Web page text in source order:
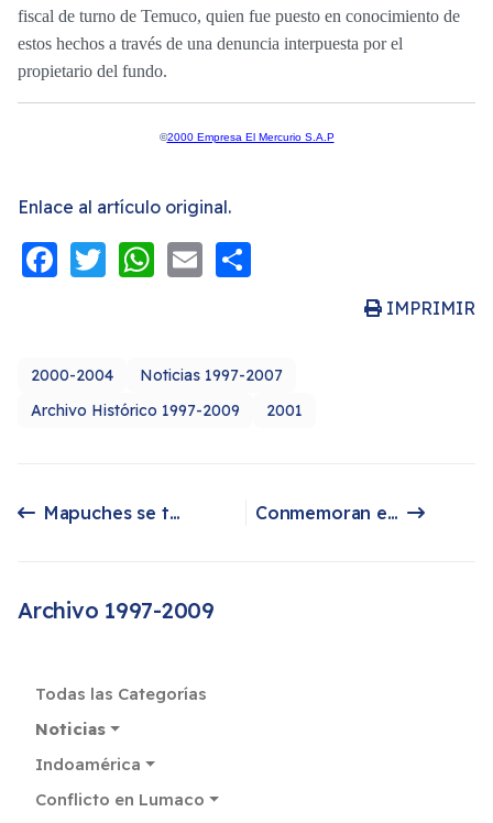
fiscal de turno de Temuco, quien fue puesto en conocimiento de
estos hechos a través de una denuncia interpuesta por el
propietario del fundo.
©2000 Empresa El Mercurio S.A.P
Enlace al artículo original.
Facebook
Twitter
WhatsApp
Email
IMPRIMIR
2000-2004
Noticias 1997-2007
Archivo Histórico 1997-2009
2001
Mapuches se tomaron otros tres fundos
Artículo siguiente: Conmemoran el Pacto Kuyen
Conmemoran el Pacto Kuyen
Archivo 1997-2009
Todas las Categorías
Noticias
Indoamérica
Conflicto en Lumaco